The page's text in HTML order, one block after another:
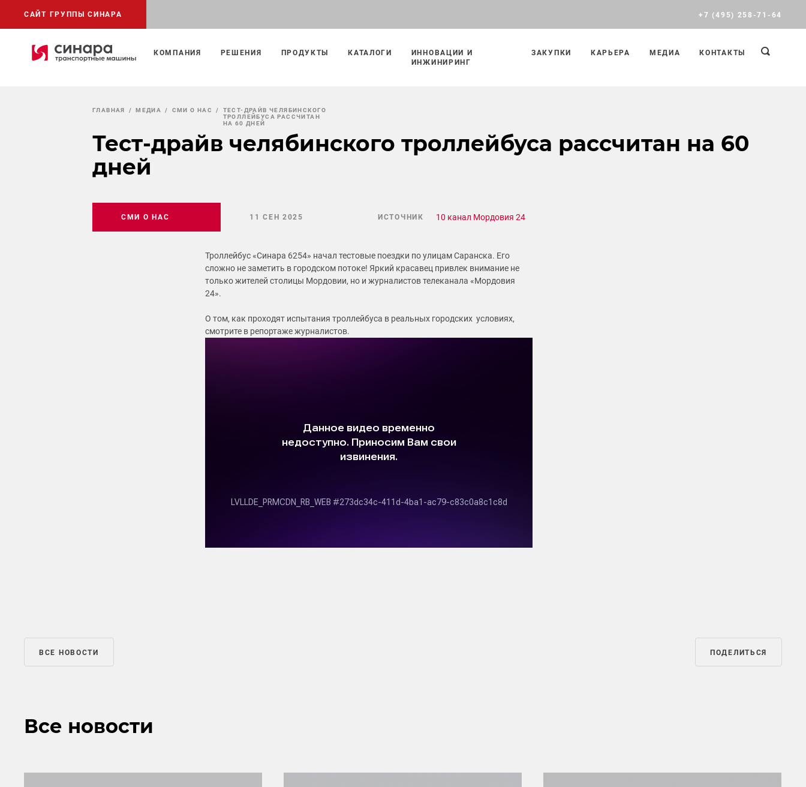
САЙТ ГРУППЫ СИНАРА +7 (495) 258-71-64
КОМПАНИЯ РЕШЕНИЯ ПРОДУКТЫ КАТАЛОГИ
ИННОВАЦИИ И
ИНЖИНИРИНГ
ЗАКУПКИ КАРЬЕРА МЕДИА КОНТАКТЫ
ГЛАВНАЯ МЕДИА СМИ О НАС
ТЕСТ-ДРАЙВ ЧЕЛЯБИНСКОГО
ТРОЛЛЕЙБУСА РАССЧИТАН
НА 60 ДНЕЙ
Тест-драйв челябинского троллейбуса рассчитан на 60
дней
СМИ О НАС 11 СЕН 2025 ИСТОЧНИК 10 канал Мордовия 24
Троллейбус «Синара 6254» начал тестовые поездки по улицам Саранска. Его
сложно не заметить в городском потоке! Яркий красавец привлек внимание не
только жителей столицы Мордовии, но и журналистов телеканала «Мордовия
24».
О том, как проходят испытания троллейбуса в реальных городских условиях,
смотрите в репортаже журналистов.
ВСЕ НОВОСТИ ПОДЕЛИТЬСЯ
Все новости